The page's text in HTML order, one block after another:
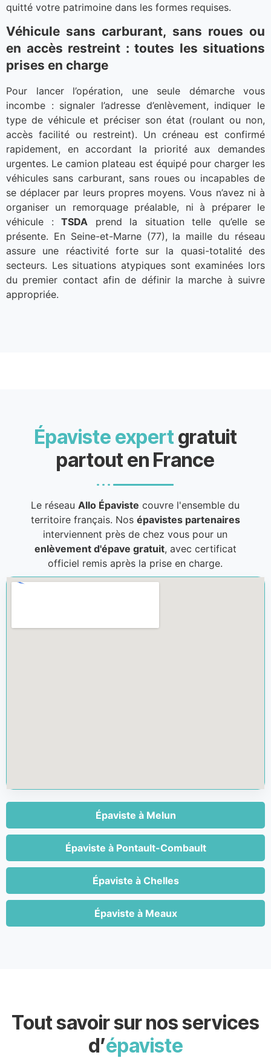
quitté votre patrimoine dans les formes requises.
Véhicule sans carburant, sans roues ou
en accès restreint : toutes les situations
prises en charge
Pour lancer l’opération, une seule démarche vous
incombe : signaler l’adresse d’enlèvement, indiquer le
type de véhicule et préciser son état (roulant ou non,
accès facilité ou restreint). Un créneau est confirmé
rapidement, en accordant la priorité aux demandes
urgentes. Le camion plateau est équipé pour charger les
véhicules sans carburant, sans roues ou incapables de
se déplacer par leurs propres moyens. Vous n’avez ni à
organiser un remorquage préalable, ni à préparer le
véhicule : TSDA prend la situation telle qu’elle se
présente. En Seine-et-Marne (77), la maille du réseau
assure une réactivité forte sur la quasi-totalité des
secteurs. Les situations atypiques sont examinées lors
du premier contact afin de définir la marche à suivre
appropriée.
Épaviste expert gratuit
partout en France
Le réseauAllo Épaviste couvre l'ensemble du
territoire français. Nos épavistes partenaires
interviennent près de chez vous pour un
enlèvement d'épave gratuit, avec certificat
officiel remis après la prise en charge.
Épaviste à Melun
Épaviste à Pontault-Combault
Épaviste à Chelles
Épaviste à Meaux
Tout savoir sur nos services
d’épaviste